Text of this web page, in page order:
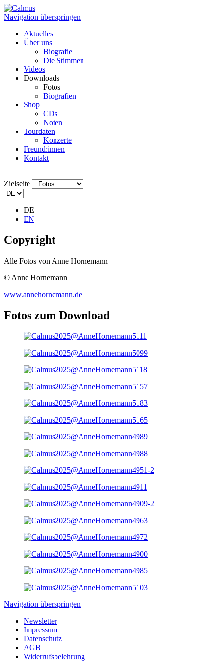
Navigation überspringen
Aktuelles
Über uns
Biografie
Die Stimmen
Videos
Downloads
Fotos
Biografien
Shop
CDs
Noten
Tourdaten
Konzerte
Freund:innen
Kontakt
Zielseite
DE
EN
Copyright
Alle Fotos von Anne Hornemann
© Anne Hornemann
www.annehornemann.de
Fotos zum Download
Navigation überspringen
Newsletter
Impressum
Datenschutz
AGB
Widerrufsbelehrung